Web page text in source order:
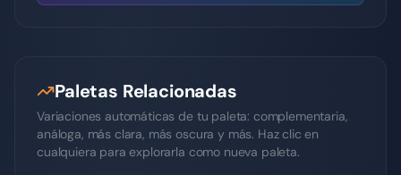
Paletas Relacionadas
Variaciones automáticas de tu paleta: complementaria,
análoga, más clara, más oscura y más. Haz clic en
cualquiera para explorarla como nueva paleta.